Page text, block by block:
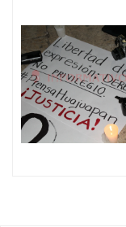
r
a
d
a